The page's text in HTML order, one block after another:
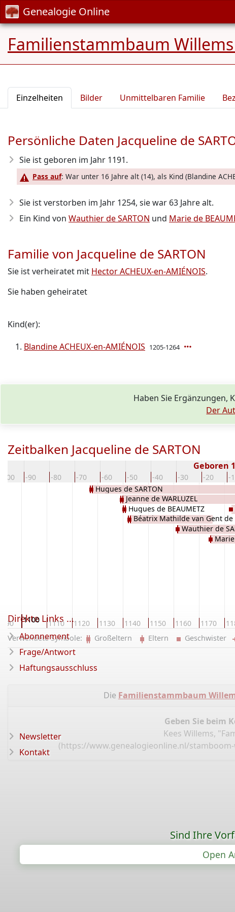
Genealogie Online
Familienstammbaum
Einzelheiten Bilder Unmittelbaren Familie
Persönliche Daten Jacqueline de
Sie ist geboren im Jahr 1191.
Pass auf: War unter 16 Jahre alt (14), als Kind (Blandine
Sie ist verstorben im Jahr 1254, sie war 63 Jahre alt.
Ein Kind von Wauthier de SARTON und Marie de
Familie von Jacqueline de SARTON
Sie ist verheiratet mit Hector ACHEUX-en-AMIÉNOIS.
Sie haben geheiratet
Kind(er):
Blandine ACHEUX-en-AMIÉNOIS 1205-1264
Haben Sie Ergänzungen,
Der
Zeitbalken Jacqueline de SARTON
-100 -90 -80 -70 -60 -50 -40 -30 -20 -
Geboren
1100 1110 1120 1130 1140 1150 1160 1170
Hugues de SARTON
Jeanne de WARLUZEL
Hugues de BEAUMETZ
Béatrix Mathilde van Gent de
Wauthier de
Verwendete Symbole: Großeltern Eltern Geschwister
Die Familienstammbaum
Geben Sie beim
Kees Willems,
(https://www.genealogieonline.nl/
Direkte Links ...
Abonnement
Frage/Antwort
Haftungsausschluss
Newsletter
Kontakt
Sind Ihre
Open